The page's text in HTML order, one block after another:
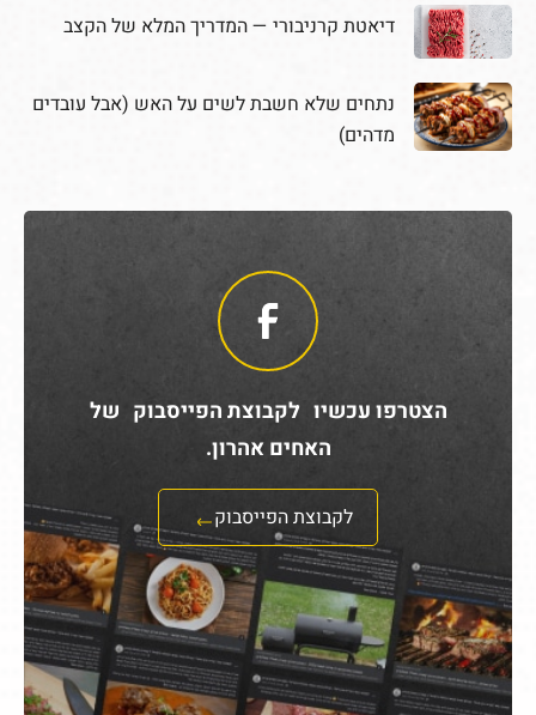
דיאטת קרניבורי — המדריך המלא של הקצב
נתחים שלא חשבת לשים על האש (אבל עובדים
מדהים)
הצטרפו עכשיו לקבוצת הפייסבוק של
האחים אהרון.
לקבוצת הפייסבוק